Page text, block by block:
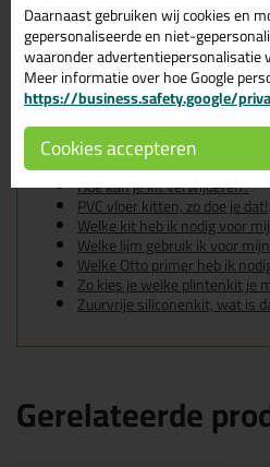
Tips & tricks voor
310ml
In de volgende blogs wordt dit product
De badkamer kitten? Lees
Gietvloer kitten, zo doe je dat!
Hoe kan je een (kunststof)
Hoe kan je kit verwijderen?
PVC vloer kitten, zo doe je dat!
Welke kit heb ik nodig voor
Welke lijm gebruik ik voor
Welke Otto primer heb ik
Zo kies je welke plintenkit je
Zuurvrije siliconenkit, wat is
Gerelateerde
Daarnaast gebruiken wij cookies en
gepersonaliseerde en niet-
waaronder advertentiepersonalisatie
Meer informatie over hoe Google
https://business.safety.google/
Cookies accepteren